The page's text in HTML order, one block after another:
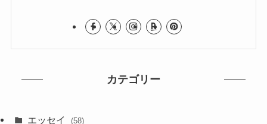
カテゴリー
エッセイ (58)